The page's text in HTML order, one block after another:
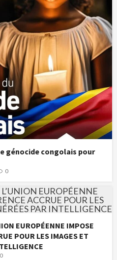
génocide congolais pour
0
EUROPÉENNE IMPOSE
POUR LES IMAGES ET
0